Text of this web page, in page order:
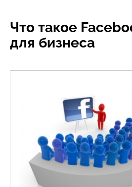
Что такое
для бизнеса